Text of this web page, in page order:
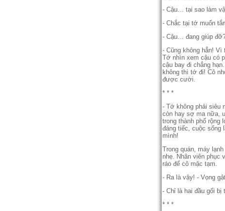
- Cậu… tại sao làm
- Chắc tại tớ muốn
- Cậu… đang giúp
- Cũng không hẳn!
Tớ nhìn xem cậu có
cậu bay đi chẳng
không thì tớ đi! Cô
được cười.
* * *
- Tớ không phải siêu
còn hay sợ ma nữa,
trong thành phố rộng
đáng tiếc, cuộc sống
mình!
Trong quán, máy
nhẹ. Nhân viên phục
ráo để cô mặc tạm.
- Ra là vậy! - Vọng
- Chỉ là hai đầu gối
* * *